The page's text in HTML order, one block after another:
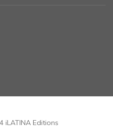
iLATINA Editions